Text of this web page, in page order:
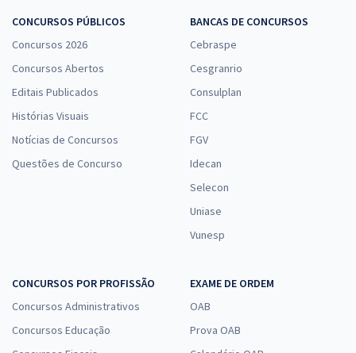
CONCURSOS PÚBLICOS
Concursos 2026
Concursos Abertos
Editais Publicados
Histórias Visuais
Notícias de Concursos
Questões de Concurso
BANCAS DE CONCURSOS
Cebraspe
Cesgranrio
Consulplan
FCC
FGV
Idecan
Selecon
Uniase
Vunesp
CONCURSOS POR PROFISSÃO
Concursos Administrativos
Concursos Educação
EXAME DE ORDEM
OAB
Prova OAB